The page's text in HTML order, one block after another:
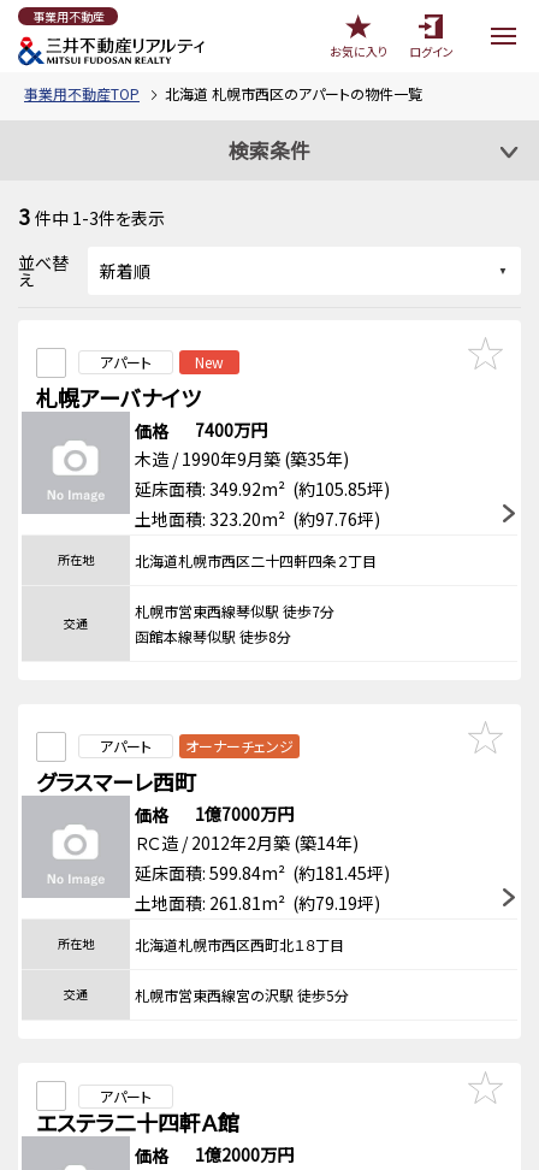
事業用不動産
お気に入り
ログイン
事業用不動産TOP 北海道 札幌市西区のアパートの物件一覧
検索条件
3 件中 1-3件を表示
並べ替
え
アパート New
札幌アーバナイツ
価格
7400万円
木造 / 1990年9月築 (築35年)
延床面積: 349.92m² (約105.85坪)
土地面積: 323.20m² (約97.76坪)
所在地 北海道札幌市西区二十四軒四条２丁目
交通
札幌市営東西線琴似駅 徒歩7分
函館本線琴似駅 徒歩8分
アパート オーナーチェンジ
グラスマーレ西町
価格
1億7000万円
ＲＣ造 / 2012年2月築 (築14年)
延床面積: 599.84m² (約181.45坪)
土地面積: 261.81m² (約79.19坪)
所在地 北海道札幌市西区西町北１８丁目
交通 札幌市営東西線宮の沢駅 徒歩5分
アパート
エステラ二十四軒Ａ館
価格
1億2000万円